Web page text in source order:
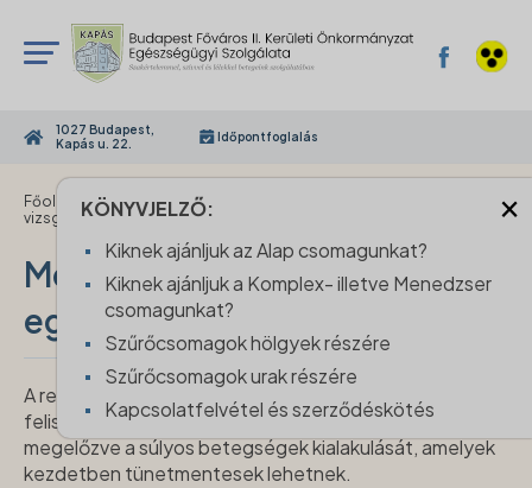
1027 Budapest,
Kapás u. 22.
Időpontfoglalás
Főoldal ›
Menedzserszűrés és komplex egészségügyi
vizsgálatok
Menedzserszűrés és komplex
egészségügyi vizsgálatok
KÖNYVJELZŐ: ×
Kiknek ajánljuk az Alap csomagunkat?
Kiknek ajánljuk a Komplex- illetve Menedzser
csomagunkat?
Szűrőcsomagok hölgyek részére
Szűrőcsomagok urak részére
Kapcsolatfelvétel és szerződéskötés
A rendszeres és alapos kivizsgálás segít időben
felismerni a rejtett egészségügyi kockázatokat,
megelőzve a súlyos betegségek kialakulását, amelyek
kezdetben tünetmentesek lehetnek.